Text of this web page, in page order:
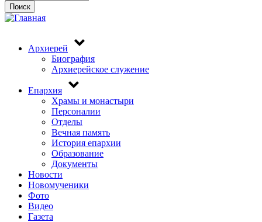
Поиск
Архиерей
Биография
Архиерейское служение
Епархия
Храмы и монастыри
Персоналии
Отделы
Вечная память
История епархии
Образование
Документы
Новости
Новомученики
Фото
Видео
Газета